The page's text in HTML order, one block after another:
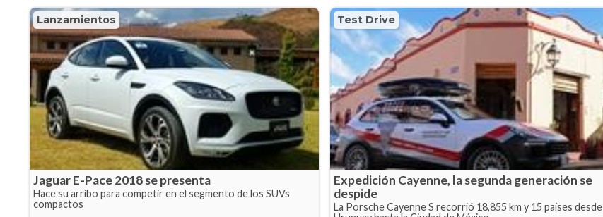
Lanzamientos
Jaguar E-Pace 2018 se presenta
Hace su arribo para competir en el segmento de los SUVs
compactos
Test Drive
Expedición Cayenne, la segunda generación se
despide
La Porsche Cayenne S recorrió 18,855 km y 15 países desde